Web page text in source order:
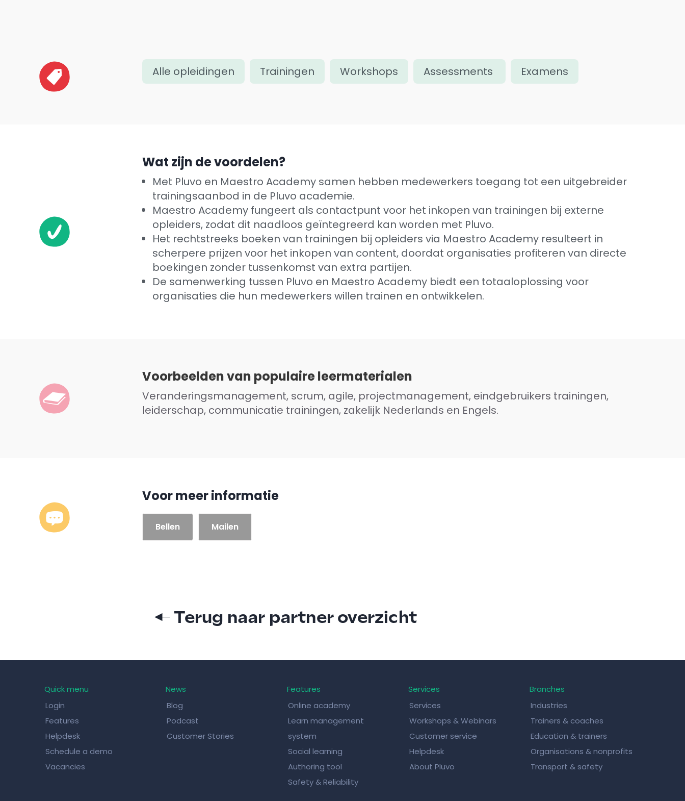
Alle opleidingen Trainingen Workshops Assessments Examens
Wat zijn de voordelen?
Met Pluvo en Maestro Academy samen hebben medewerkers toegang tot een uitgebreider
trainingsaanbod in de Pluvo academie.
Maestro Academy fungeert als contactpunt voor het inkopen van trainingen bij externe
opleiders, zodat dit naadloos geïntegreerd kan worden met Pluvo.
Het rechtstreeks boeken van trainingen bij opleiders via Maestro Academy resulteert in
scherpere prijzen voor het inkopen van content, doordat organisaties profiteren van directe
boekingen zonder tussenkomst van extra partijen.
De samenwerking tussen Pluvo en Maestro Academy biedt een totaaloplossing voor
organisaties die hun medewerkers willen trainen en ontwikkelen.
Voorbeelden van populaire leermaterialen
Veranderingsmanagement, scrum, agile, projectmanagement, eindgebruikers trainingen,
leiderschap, communicatie trainingen, zakelijk Nederlands en Engels.
Voor meer informatie
Bellen Mailen
← Terug naar partner overzicht
Quick menu
Login
Features
Helpdesk
Schedule a demo
Vacancies
News
Blog
Podcast
Customer Stories
Features
Online academy
Learn management
system
Social learning
Authoring tool
Safety & Reliability
Services
Services
Workshops & Webinars
Customer service
Helpdesk
About Pluvo
Branches
Industries
Trainers & coaches
Education & trainers
Organisations & nonprofits
Transport & safety